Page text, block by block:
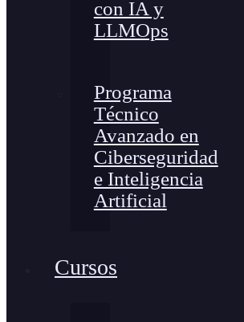
con IA y
LLMOps
Programa
Técnico
Avanzado en
Ciberseguridad
e Inteligencia
Artificial
Cursos